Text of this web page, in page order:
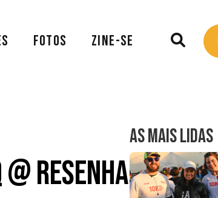
FOTOS ZINE-SE
Resenha
AS MAIS LIDAS